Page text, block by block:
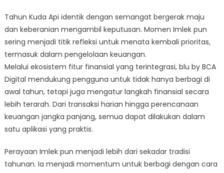
Tahun Kuda Api identik dengan semangat bergerak maju
dan keberanian mengambil keputusan. Momen Imlek pun
sering menjadi titik refleksi untuk menata kembali prioritas,
termasuk dalam pengelolaan keuangan.
Melalui ekosistem fitur finansial yang terintegrasi, blu by BCA
Digital mendukung pengguna untuk tidak hanya berbagi di
awal tahun, tetapi juga mengatur langkah finansial secara
lebih terarah. Dari transaksi harian hingga perencanaan
keuangan jangka panjang, semua dapat dilakukan dalam
satu aplikasi yang praktis.
Perayaan Imlek pun menjadi lebih dari sekadar tradisi
tahunan. Ia menjadi momentum untuk berbagi dengan cara